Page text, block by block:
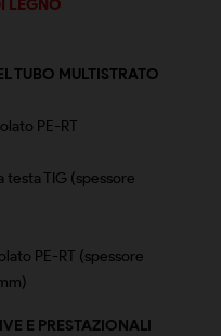
LEGNO
TUBO MULTISTRATO
PE-RT
testa TIG (spessore
PE-RT (spessore
E PRESTAZIONALI